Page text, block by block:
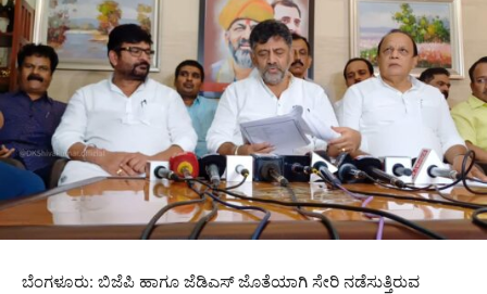
ಬೆಂಗಳೂರು: ಬಿಜೆಪಿ ಹಾಗೂ ಜೆಡಿಎಸ್‌ ಜೊತೆಯಾಗಿ ಸೇರಿ ನಡೆಸುತ್ತಿರುವ